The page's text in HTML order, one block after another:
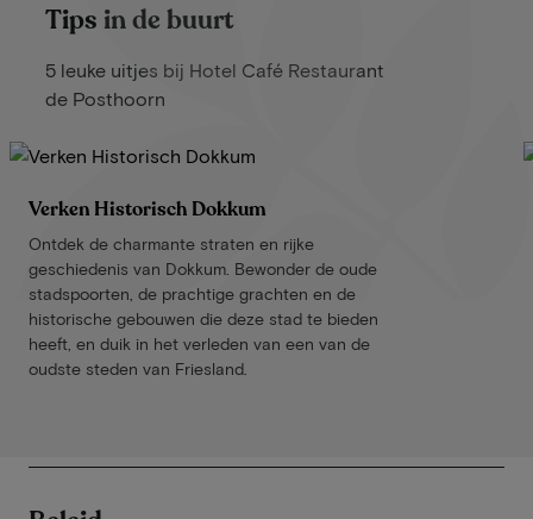
Tips in de buurt
5 leuke uitjes bij Hotel Café Restaurant
de Posthoorn
Verken Historisch Dokkum
Ontdek de charmante straten en rijke
geschiedenis van Dokkum. Bewonder de oude
stadspoorten, de prachtige grachten en de
historische gebouwen die deze stad te bieden
heeft, en duik in het verleden van een van de
oudste steden van Friesland.